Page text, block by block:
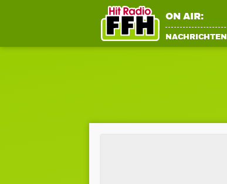
ON AIR:
NACHRICHTEN